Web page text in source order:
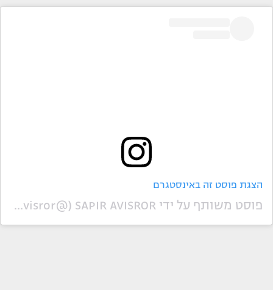
הצגת פוסט זה באינסטגרם
פוסט משותף על ידי ‏‎SAPIR AVISROR‎‏ (@‏‎sapir_avisror‎‏)